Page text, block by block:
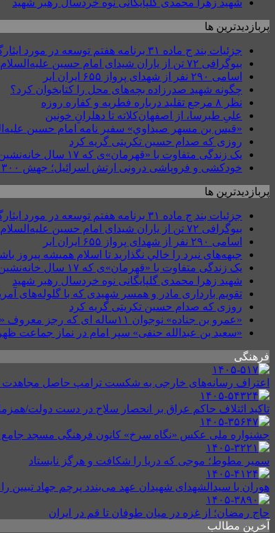
شهید زهرا محمدی گلپایگانی نوه خردسال رهبر شهید
پربازدیدترین ها
جزئیات بند ج ماده ۳۱ برنامه هفتم توسعه در مورد ایثارگران
بیوگرافی ۷۲ تن از یاران شیدای امام حسین علیه‌السلام
اسامی ۲۹۰ نفر از شهدای پرواز ۶۵۵ ایران ایر
چگونه شهید صدرزاده بچه‌های محل را کتابخوان کرد؟
نظر ۸ مرجع تقلید درباره فطریه و کفاره روزه
علیِ طبرسا، از اصفهان‌کلاته تا دهلرانِ خونین
«قيس بن مسهر صيداوي» سفیر نامه امام حسین
روزی که صدام حسین تکریتی گریه کرد
یک زندگی متفاوت با «قهرمان»ی که ۱۷ سال خانه‌نشین بود/ نمی‌دانستیم قطع نخاع گردنی یعنی چه؟
خودکشی و فروپاشی درونی ارتش اسرائیل؛ جهش ۳۰۰ درصدی خودکشی نظامیان
پربازدیدترین ها
جزئیات بند ج ماده ۳۱ برنامه هفتم توسعه در مورد ایثارگران
بیوگرافی ۷۲ تن از یاران شیدای امام حسین علیه‌السلام
اسامی ۲۹۰ نفر از شهدای پرواز ۶۵۵ ایران ایر
جبهه‌های نبرد را خالي نگذاريد تا اسلام هميشه پيروز
یک زندگی متفاوت با «قهرمان»ی که ۱۷ سال خانه‌نشین بود/ نمی‌دانستیم قطع نخاع گردنی یعنی چه؟
شهید زهرا محمدی گلپایگانی نوه خردسال رهبر شهید
تقویم بارداری مادر و همسر شهیدی که با گلوله‌های
روزی که صدام حسین تکریتی گریه کرد
«عمرو بن جناده» نوجوان ۱۱ساله ای که رجز معروف «امیری حسین» را در کربلا طنین انداخت
«سعید بن عبدالله حنفی» سپر امام در نماز جماعت
فرهنگی
اعتراف رسانه‌های خارجی به شکست ترامپ حاصل مجاهدت
تاکید ائتلاف حاکم عراق بر انحصار سلاح در دست دولت/
جشنواره ملی عکس «نگاه سرخ» کانون فرهنگی مسجد
سمیر مطوط؛ موجی که دریا را شکافت و هرگز نایستاد
هوران با سیدالشهدای شهیدان عهد می‌بندد پرچم جهاد تبیین را
حاج رمضان؛ از غزه در میان طوفان تا قم در ایران
آخرین مطالب